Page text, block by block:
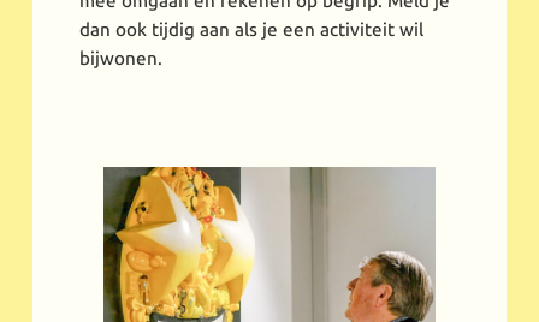
dan ook tijdig aan als je een activiteit wil
bijwonen.